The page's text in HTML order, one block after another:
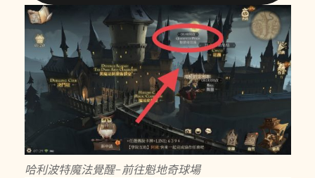
哈利波特魔法覺醒-前往魁地奇球場